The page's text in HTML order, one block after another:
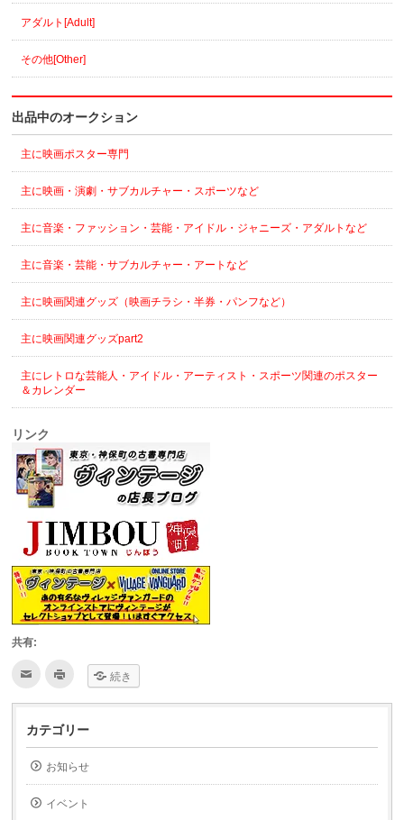
アダルト[Adult]
その他[Other]
出品中のオークション
主に映画ポスター専門
主に映画・演劇・サブカルチャー・スポーツなど
主に音楽・ファッション・芸能・アイドル・ジャニーズ・アダルトなど
主に音楽・芸能・サブカルチャー・アートなど
主に映画関連グッズ（映画チラシ・半券・パンフなど）
主に映画関連グッズpart2
主にレトロな芸能人・アイドル・アーティスト・スポーツ関連のポスター
＆カレンダー
リンク
共有:
ク
て
友
達
へ
メ
で
送
ク
て
印
刷
し
ィ
ン
続き
カテゴリー
お知らせ
イベント